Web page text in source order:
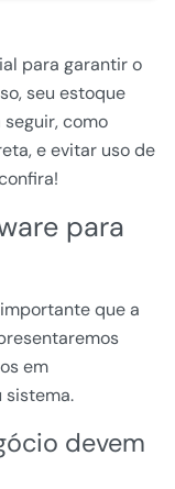
para garantir o
seu estoque
como
e evitar uso de
para
que a
em
sistema.
devem